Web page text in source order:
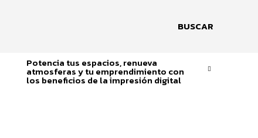
BUSCAR
Potencia tus espacios, renueva
atmosferas y tu emprendimiento con
los beneficios de la impresión digital